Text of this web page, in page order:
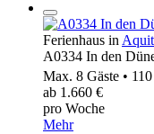
Ferienhaus in
A0334 In den
Max. 8 Gäste •
ab 1.660 €
pro Woche
Mehr